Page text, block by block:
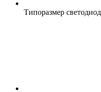
Типоразмер